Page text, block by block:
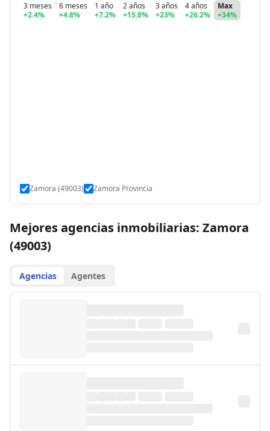
3 meses
+2.4%
6 meses
+4.8%
1 año
+7.2%
2 años
+15.8%
3 años
+23%
4 años
+26.2%
Max
+34%
Zamora (49003) Zamora Provincia
Mejores agencias inmobiliarias: Zamora
(49003)
Agencias Agentes